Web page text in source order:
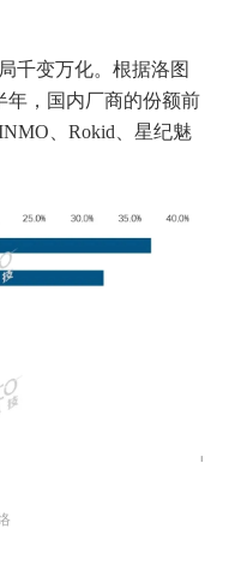
千变万化。根据洛图
年，国内厂商的份额前
、Rokid、星纪魅